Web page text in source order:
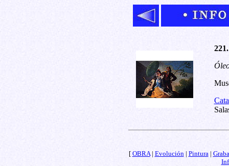
[ OBRA| Evolución| Pintura|